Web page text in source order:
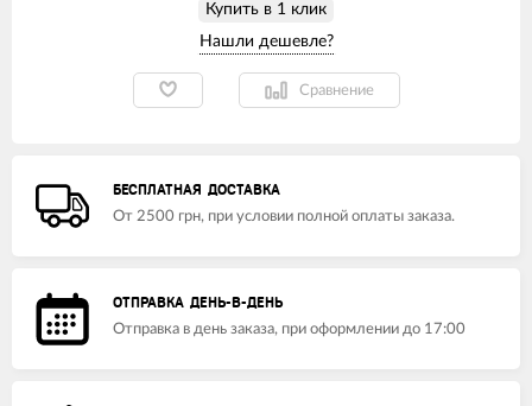
Купить в 1 клик
Сравнение
БЕСПЛАТНАЯ ДОСТАВКА
От 2500 грн, при условии полной оплаты заказа.
ОТПРАВКА ДЕНЬ-В-ДЕНЬ
Отправка в день заказа, при оформлении до 17:00